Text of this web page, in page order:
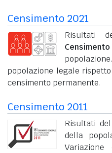
Censimento 2021
Risultati
popolazione legale
censimento permanente.
Censimento 2011
Risultati del
della
Variazione